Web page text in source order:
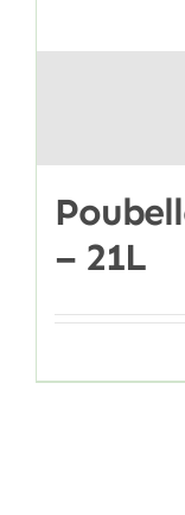
– 21L